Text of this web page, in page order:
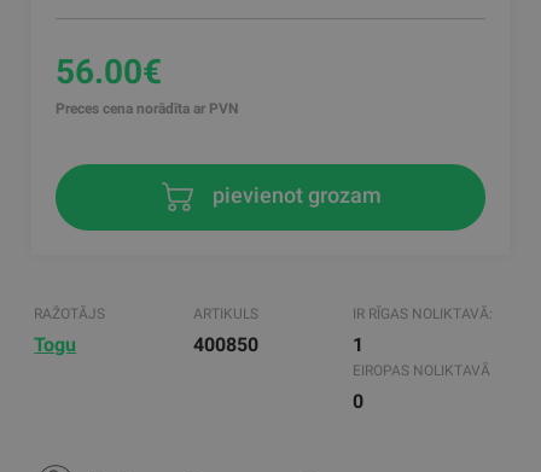
56.00€
Preces cena norādīta ar PVN
pievienot grozam
RAŽOTĀJS
Togu
ARTIKULS
400850
IR RĪGAS NOLIKTAVĀ:
1
EIROPAS NOLIKTAVĀ
0